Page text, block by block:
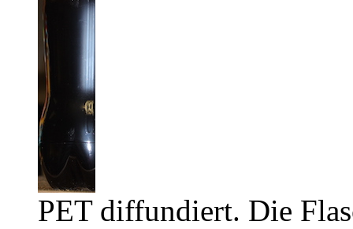
PET diffundiert. Die